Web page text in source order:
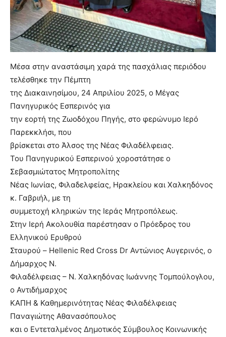
Μέσα στην αναστάσιμη χαρά της πασχάλιας περιόδου
τελέσθηκε την Πέμπτη
της Διακαινησίμου, 24 Απριλίου 2025, ο Μέγας
Πανηγυρικός Εσπερινός για
την εορτή της Ζωοδόχου Πηγής, στο φερώνυμο Ιερό
Παρεκκλήσι, που
βρίσκεται στο Άλσος της Νέας Φιλαδέλφειας.
Του Πανηγυρικού Εσπερινού χοροστάτησε ο
Σεβασμιώτατος Μητροπολίτης
Νέας Ιωνίας, Φιλαδελφείας, Ηρακλείου και Χαλκηδόνος
κ. Γαβριήλ, με τη
συμμετοχή κληρικών της Ιεράς Μητροπόλεως.
Στην Ιερή Ακολουθία παρέστησαν ο Πρόεδρος του
Ελληνικού Ερυθρού
Σταυρού – Hellenic Red Cross Dr Αντώνιος Αυγερινός, ο
Δήμαρχος Ν.
Φιλαδέλφειας – Ν. Χαλκηδόνας Ιωάννης Τομπούλογλου,
o Αντιδήμαρχος
ΚΑΠΗ & Καθημερινότητας Νέας Φιλαδέλφειας
Παναγιώτης Αθανασόπουλος
και ο Εντεταλμένος Δημοτικός Σύμβουλος Κοινωνικής